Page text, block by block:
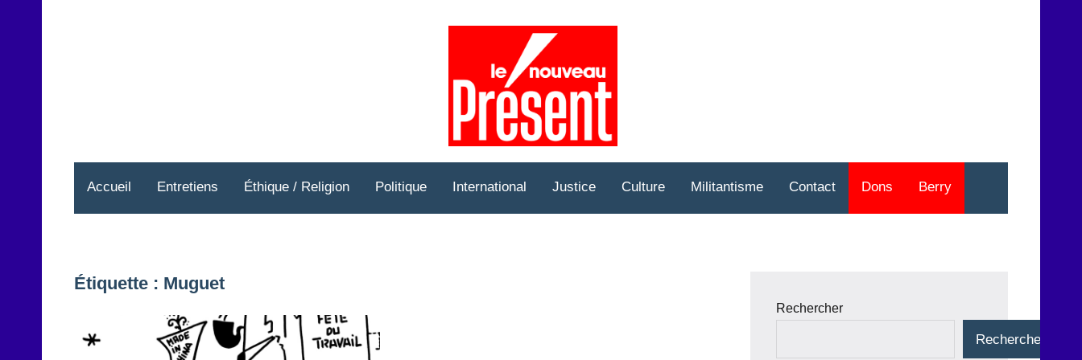
Accueil Entretiens Éthique / Religion Politique International Justice Culture Militantisme Contact Dons Berry
Étiquette : Muguet
Rechercher
Rechercher